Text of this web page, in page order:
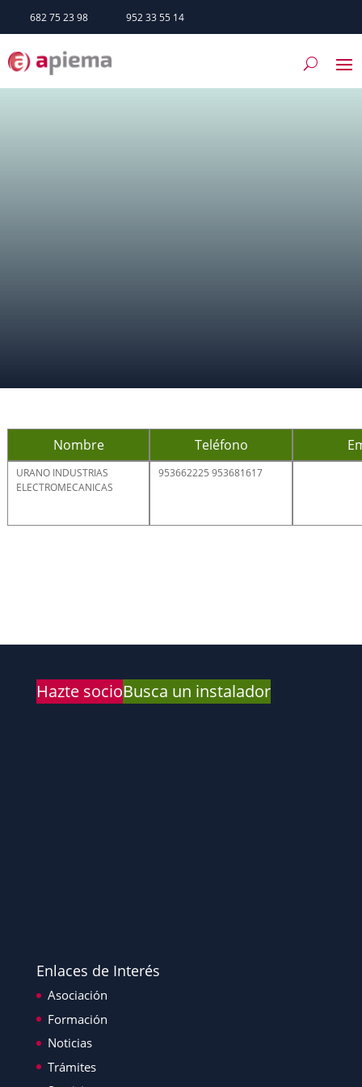
682 75 23 98 952 33 55 14
Nombre
URANO INDUSTRIAS
ELECTROMECANICAS
Teléfono
953662225 953681617
Hazte socioBusca un instalador
Enlaces de Interés
Asociación
Formación
Noticias
Trámites